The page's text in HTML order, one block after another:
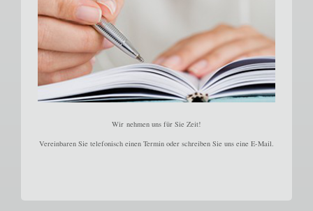
Wir nehmen uns für Sie Zeit!
Vereinbaren Sie telefonisch einen Termin oder schreiben Sie uns eine E-Mail.